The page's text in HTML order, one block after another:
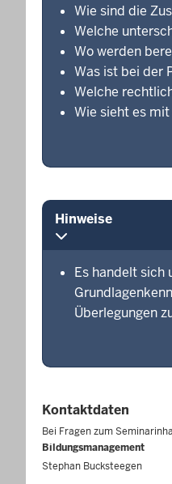
Wie sind die
Welche
Wo werden
Was ist bei der
Welche
Wie sieht es
Hinweise
Es handelt sich
Überlegungen
Kontaktdaten
Bei Fragen zum
Bildungsmanagement
Stephan Bucksteegen